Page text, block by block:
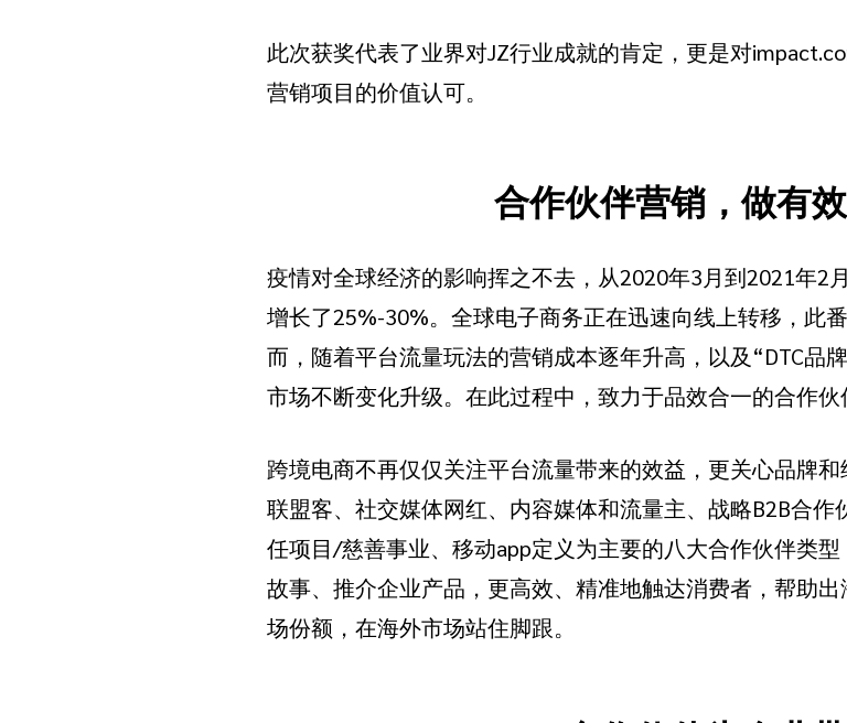
此次获奖代表了业界对JZ行业成就的肯定，更是对
营销项目的价值认可。
合作伙伴营销，做有
疫情对全球经济的影响挥之不去，从2020年3月到2021年2
增长了25%-30%。全球电子商务正在迅速向线上转移，此
而，随着平台流量玩法的营销成本逐年升高，以及“DTC品
市场不断变化升级。在此过程中，致力于品效合一的合作伙
跨境电商不再仅仅关注平台流量带来的效益，更关心品牌
联盟客、社交媒体网红、内容媒体和流量主、战略B2B合
任项目/慈善事业、移动app定义为主要的八大合作伙伴类
故事、推介企业产品，更高效、精准地触达消费者，帮助
场份额，在海外市场站住脚跟。